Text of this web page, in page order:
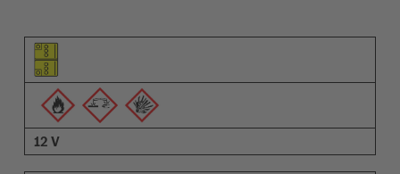
Piktogram elementa
Piktogrami opozoril
Opis
12 V